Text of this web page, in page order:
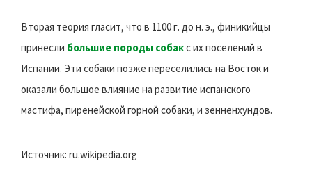
Вторая теория гласит, что в 1100 г. до н. э., финикийцы
принесли большие породы собакс их поселений в
Испании. Эти собаки позже переселились на Восток и
оказали большое влияние на развитие испанского
мастифа, пиренейской горной собаки, и зенненхундов.
Источник: ru.wikipedia.org